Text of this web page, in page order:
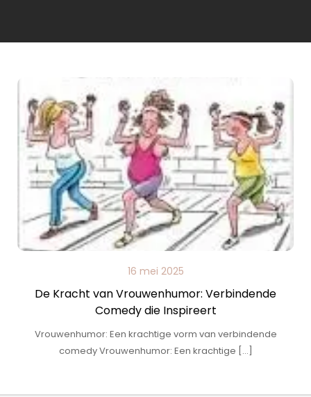
16 mei 2025
De Kracht van Vrouwenhumor: Verbindende
Comedy die Inspireert
Vrouwenhumor: Een krachtige vorm van verbindende
comedy Vrouwenhumor: Een krachtige […]